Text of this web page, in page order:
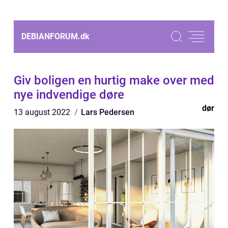
DEBIANFORUM.dk
Giv boligen en hurtig make over med
nye indvendige døre
13 august 2022 Lars Pedersen dør